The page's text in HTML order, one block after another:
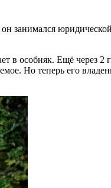
занимался
в особняк. Ещё через
Но теперь его